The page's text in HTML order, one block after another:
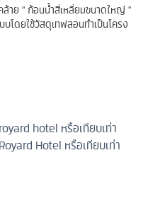
าย " ก้อนน้ำสี่เหลี่ยมขนาดใหญ่ "
โดยใช้วัสดุเทฟลอนทำเป็นโครง
hotel หรือเทียบเท่า
Hotel หรือเทียบเท่า